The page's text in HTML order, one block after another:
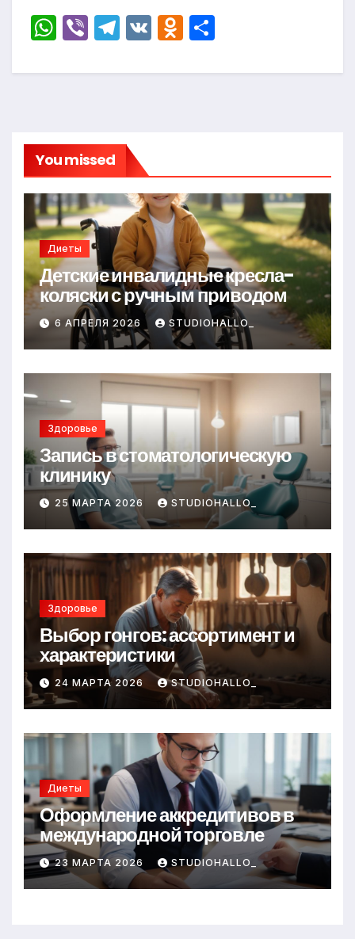
W
at
p
p
Vi
er
T
e
m
V
O
n
s
s
ni
ki
п
и
т
ь
You missed
Диеты
Детские инвалидные кресла-
коляски с ручным приводом
6 АПРЕЛЯ 2026 STUDIOHALLO_
Здоровье
Запись в стоматологическую
клинику
25 МАРТА 2026 STUDIOHALLO_
Здоровье
Выбор гонгов: ассортимент и
характеристики
24 МАРТА 2026 STUDIOHALLO_
Диеты
Оформление аккредитивов в
международной торговле
23 МАРТА 2026 STUDIOHALLO_